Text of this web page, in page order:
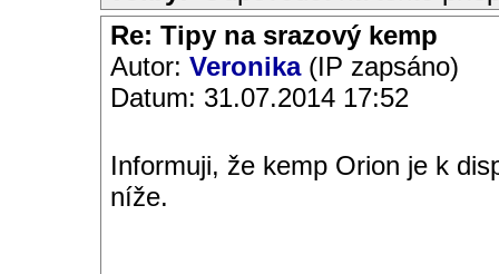
Re: Tipy na srazový kemp
Autor: Veronika(IP zapsáno)
Datum: 31.07.2014 17:52
Informuji, že kemp Orion je k
níže.